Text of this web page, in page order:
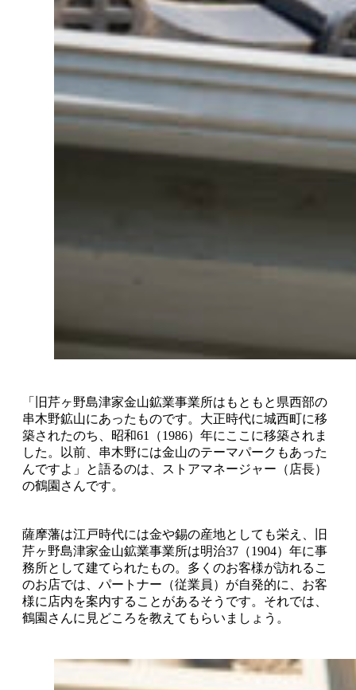
「旧芹ヶ野島津家金山鉱業事業所はもともと県西部の
串木野鉱山にあったものです。大正時代に城西町に移
築されたのち、昭和61（1986）年にここに移築されま
した。以前、串木野には金山のテーマパークもあった
んですよ」と語るのは、ストアマネージャー（店長）
の鶴園さんです。
薩摩藩は江戸時代には金や錫の産地としても栄え、旧
芹ヶ野島津家金山鉱業事業所は明治37（1904）年に事
務所として建てられたもの。多くのお客様が訪れるこ
のお店では、パートナー（従業員）が自発的に、お客
様に店内を案内することがあるそうです。それでは、
鶴園さんに見どころを教えてもらいましょう。